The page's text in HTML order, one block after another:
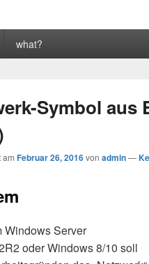
what?
Symbol aus
am Februar 26, 2016von admin—
Windows Server
oder Windows 8/10 soll